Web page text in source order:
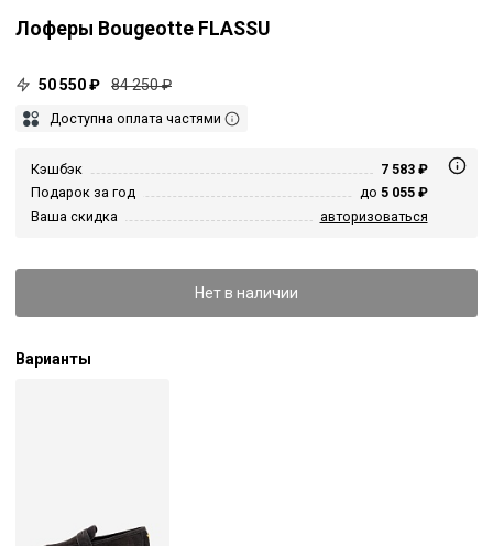
Лоферы Bougeotte FLASSU
50 550 ₽ 84 250 ₽
Доступна оплата частями
Кэшбэк
7 583 ₽
Подарок за год
до 5 055 ₽
Ваша скидка
авторизоваться
Нет в наличии
Варианты